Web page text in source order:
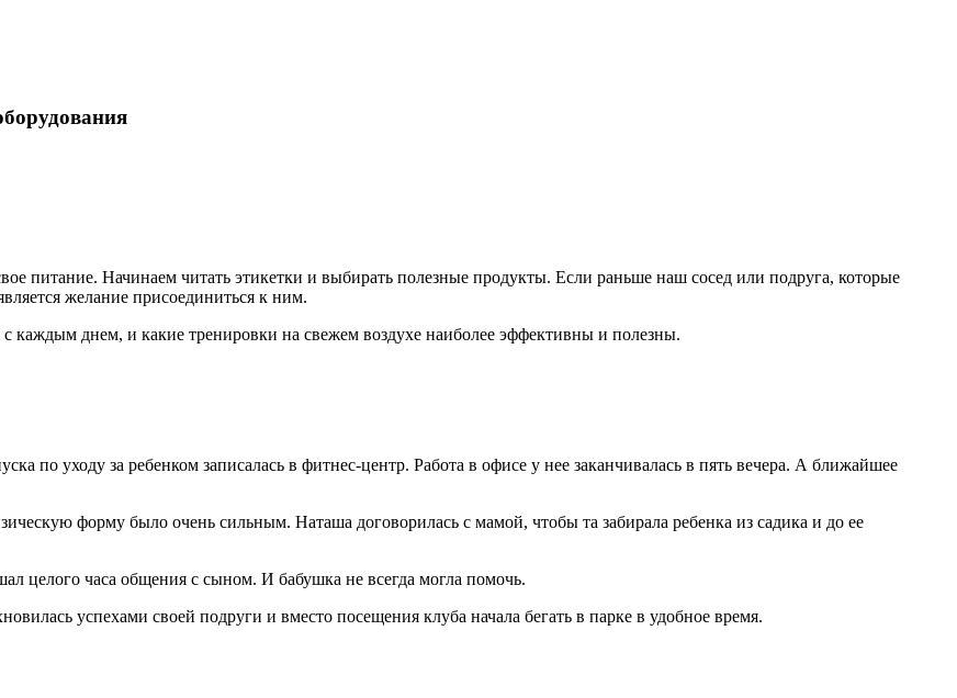
питание. Начинаем читать этикетки и выбирать полезные продукты. Если раньше наш сосед или подруга, которые
желание присоединиться к ним.
каждым днем, и какие тренировки на свежем воздухе наиболее эффективны и полезны.
по уходу за ребенком записалась в фитнес-центр. Работа в офисе у нее заканчивалась в пять вечера. А ближайшее
форму было очень сильным. Наташа договорилась с мамой, чтобы та забирала ребенка из садика и до ее
целого часа общения с сыном. И бабушка не всегда могла помочь.
успехами своей подруги и вместо посещения клуба начала бегать в парке в удобное время.